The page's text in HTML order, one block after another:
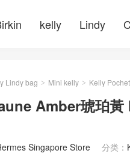
kelly Lindy
Lindy bag > Mini kelly > Kelly
Amber琥珀
Singapore Store 分类：